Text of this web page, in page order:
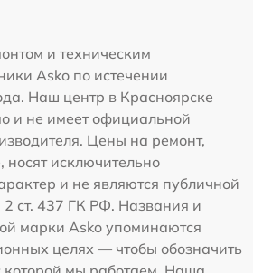
и техническим
Asko по истечении
Наш центр в Красноярске
и не имеет официальной
Цены на ремонт,
носят исключительно
и не являются публичной
2 ст. 437 ГК РФ. Названия и
марки Asko упоминаются
целях — чтобы обозначить